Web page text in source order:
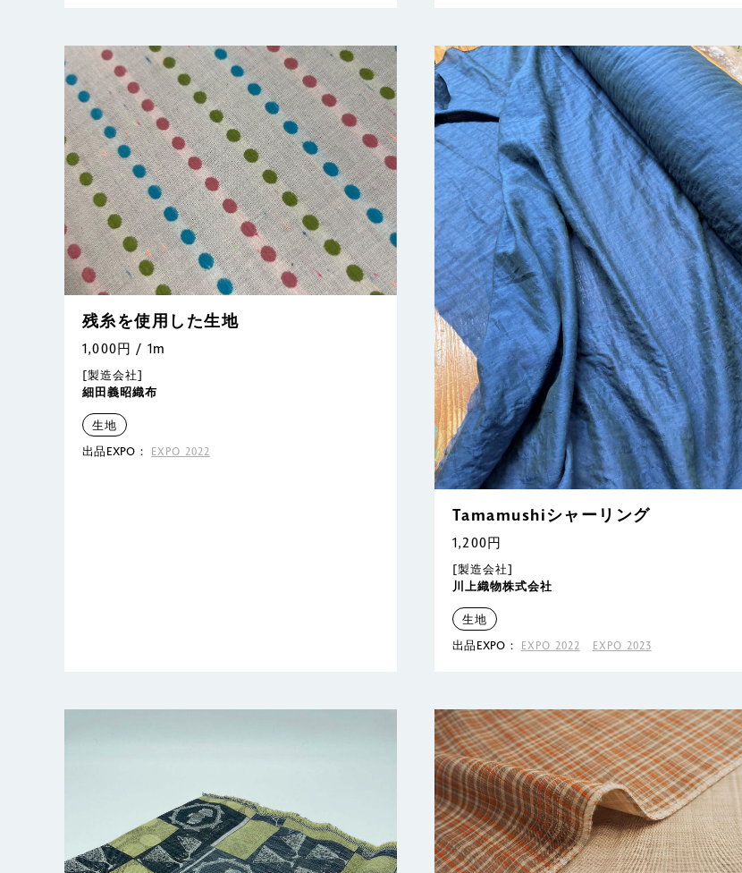
残糸を使用した生地
1,000円 / 1m
[製造会社]
細田義昭織布
生地
出品EXPO：
EXPO 2022
Tamamushiシャーリング
1,200円
[製造会社]
川上織物株式会社
生地
出品EXPO：
EXPO 2022 EXPO 2023